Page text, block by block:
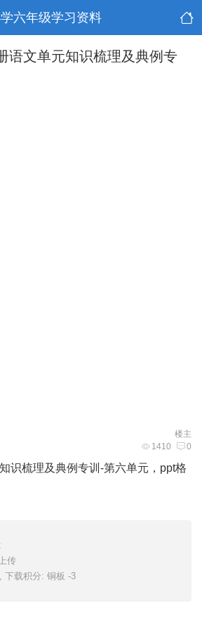
六年级学习资料
语文单元知识梳理及典例专
楼主
1410 0
识梳理及典例专训-第六单元，ppt格
传
下载积分: 铜板 -3